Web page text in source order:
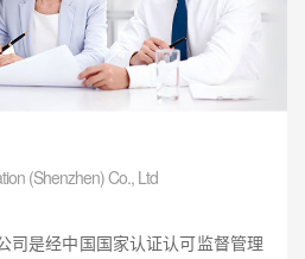
(Shenzhen) Co., Ltd
司是经中国国家认证认可监督管理